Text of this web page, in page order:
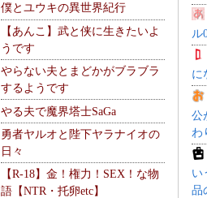
僕とユウキの異世界紀行
【あんこ】武と侠に生きたいよ
うです
やらない夫とまどかがブラブラ
するようです
やる夫で魔界塔士SaGa
勇者ヤルオと陛下ヤラナイオの
日々
【R-18】金！権力！SEX！な物
語【NTR・托卵etc】
ル
に
公
わ
い
品